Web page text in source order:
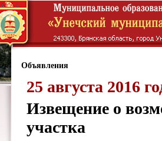
Объявления
25 августа 2016
Извещение о
участка